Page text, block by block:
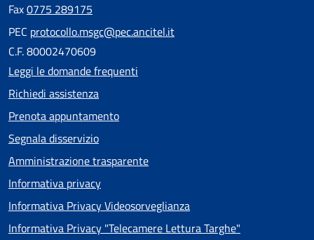
Fax0775 289175
PEC protocollo.msgc@pec.ancitel.it
C.F. 80002470609
Leggi le domande frequenti
Richiedi assistenza
Prenota appuntamento
Segnala disservizio
Amministrazione trasparente
Informativa privacy
Informativa Privacy Videosorveglianza
Informativa Privacy "Telecamere Lettura Targhe"